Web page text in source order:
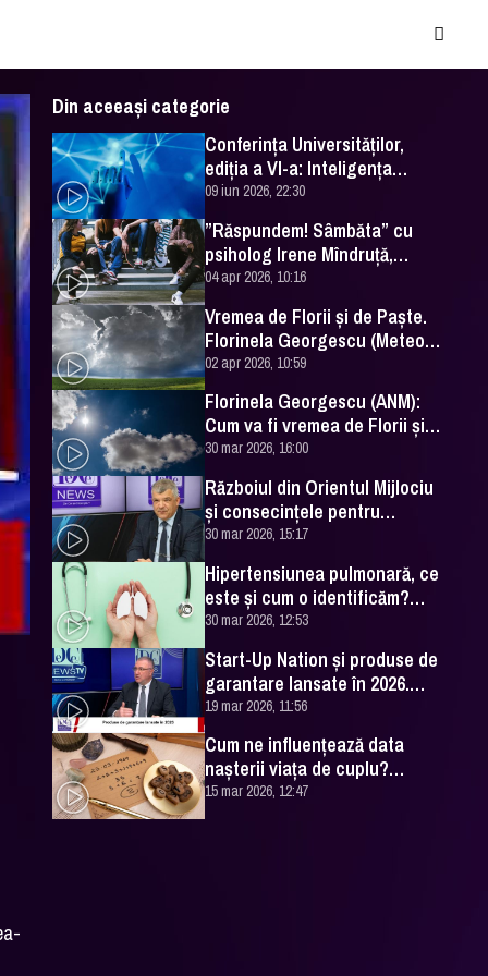
Din aceeași categorie
Conferința Universităților,
ediția a VI-a: Inteligența
artificială în Educație- soluție
sau problemă?
09 iun 2026, 22:30
”Răspundem! Sâmbăta” cu
psiholog Irene Mîndruță,
despre adolescență
04 apr 2026, 10:16
Vremea de Florii și de Paște.
Florinela Georgescu (Meteo
România) a făcut prognoza
02 apr 2026, 10:59
Florinela Georgescu (ANM):
Cum va fi vremea de Florii și
de Paște 2026
30 mar 2026, 16:00
Războiul din Orientul Mijlociu
și consecințele pentru
România. Excelența Sa Ovidiu
Dranga, interviu
30 mar 2026, 15:17
Hipertensiunea pulmonară, ce
este și cum o identificăm?
Explicațiile unui medic
specialist
30 mar 2026, 12:53
Start-Up Nation și produse de
garantare lansate în 2026.
Cătălin Leonte (FNGCIMM), la
DC News
19 mar 2026, 11:56
Cum ne influențează data
nașterii viața de cuplu?
Numerologul Romeo Popescu
are explicațiile
15 mar 2026, 12:47